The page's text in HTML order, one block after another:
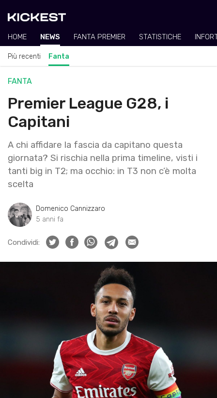
HOME NEWS FANTA PREMIER STATISTICHE
Più recenti Fanta
FANTA
Premier League G28, i
Capitani
A chi affidare la fascia da capitano questa
giornata? Si rischia nella prima timeline, visti i
tanti big in T2; ma occhio: in T3 non c’è molta
scelta
Domenico Cannizzaro
5 anni fa
Condividi: